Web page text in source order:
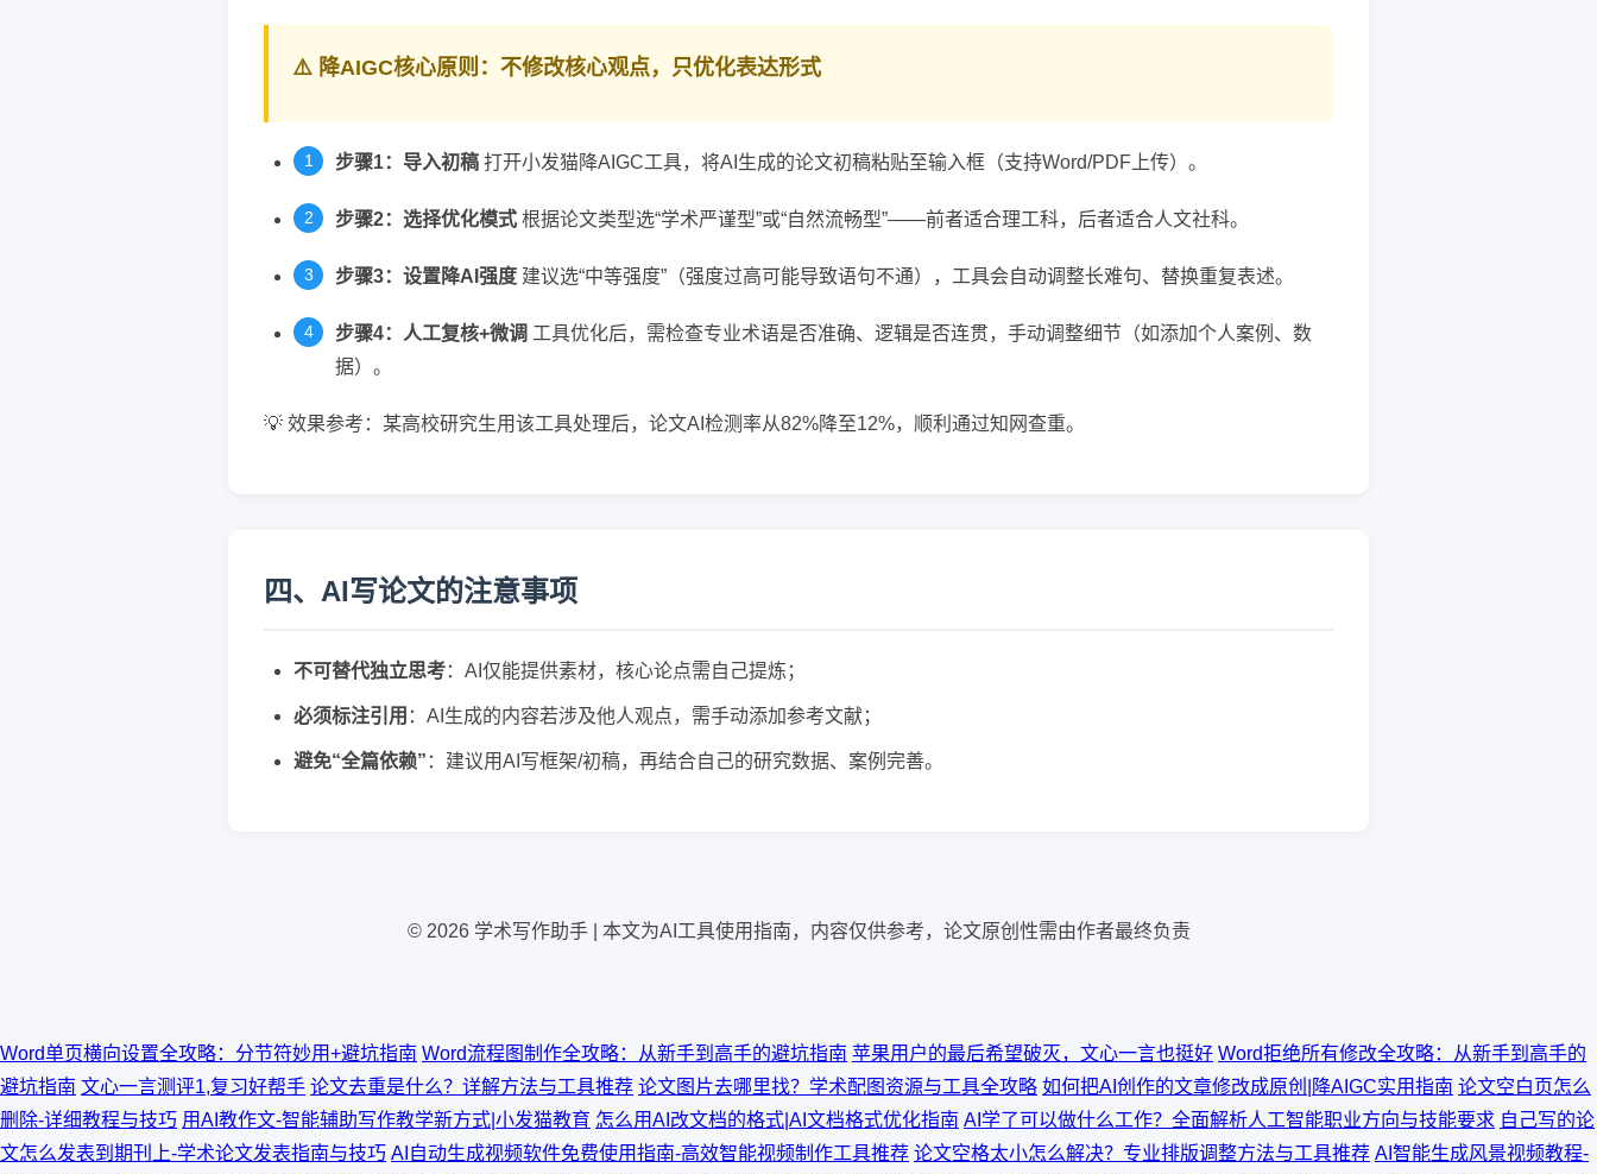
⚠️ 降AIGC核心原则：不修改核心观点，只优化表达形式
步骤1：导入初稿 打开小发猫降AIGC工具，将AI生成的论文初稿粘贴至输入框（支持Word/PDF上传）。
步骤2：选择优化模式 根据论文类型选“学术严谨型”或“自然流畅型”——前者适合理工科，后者适合人文社科。
步骤3：设置降AI强度 建议选“中等强度”（强度过高可能导致语句不通），工具会自动调整长难句、替换重复表述。
步骤4：人工复核+微调 工具优化后，需检查专业术语是否准确、逻辑是否连贯，手动调整细节（如添加个人案例、数
据）。
💡 效果参考：某高校研究生用该工具处理后，论文AI检测率从82%降至12%，顺利通过知网查重。
四、AI写论文的注意事项
不可替代独立思考：AI仅能提供素材，核心论点需自己提炼；
必须标注引用 ：AI生成的内容若涉及他人观点，需手动添加参考文献；
避免“全篇依赖” ：建议用AI写框架/初稿，再结合自己的研究数据、案例完善。
© 2026 学术写作助手 | 本文为AI工具使用指南，内容仅供参考，论文原创性需由作者最终负责
Word单页横向设置全攻略：分节符妙用+避坑指南 Word流程图制作全攻略：从新手到高手的避坑指南 苹果用户的最后希望破灭，文心一言也挺好 Word拒绝所有修改全攻略：从新手到高手的
避坑指南 文心一言测评1,复习好帮手 论文去重是什么？详解方法与工具推荐 论文图片去哪里找？学术配图资源与工具全攻略 如何把AI创作的文章修改成原创|降AIGC实用指南 论文空白页怎么
删除-详细教程与技巧 用AI教作文-智能辅助写作教学新方式|小发猫教育 怎么用AI改文档的格式|AI文档格式优化指南 AI学了可以做什么工作？全面解析人工智能职业方向与技能要求 自己写的论
文怎么发表到期刊上-学术论文发表指南与技巧 AI自动生成视频软件免费使用指南-高效智能视频制作工具推荐 论文空格太小怎么解决？专业排版调整方法与工具推荐 AI智能生成风景视频教程-